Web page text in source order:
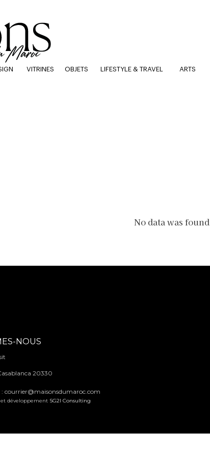
VITRINES OBJETS LIFESTYLE & TRAVEL ARTS
No data was found
NOUS
20330
courrier@maisonsdumaroc.com
développement SG2I Consulting